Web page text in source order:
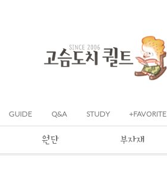
GUIDE Q&A STUDY +FAVORITE
원단 부자재